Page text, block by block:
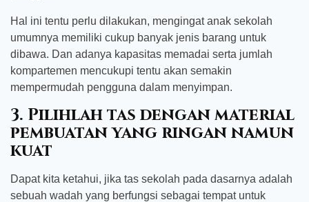
Hal ini tentu perlu dilakukan, mengingat anak sekolah
umumnya memiliki cukup banyak jenis barang untuk
dibawa. Dan adanya kapasitas memadai serta jumlah
kompartemen mencukupi tentu akan semakin
mempermudah pengguna dalam menyimpan.
3. Pilihlah tas dengan material
pembuatan yang ringan namun
kuat
Dapat kita ketahui, jika tas sekolah pada dasarnya adalah
sebuah wadah yang berfungsi sebagai tempat untuk